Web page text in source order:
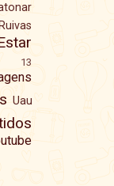
Ruivas
13
Uau